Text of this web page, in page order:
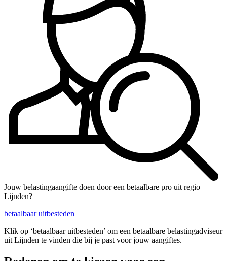
Jouw belastingaangifte doen door een betaalbare pro uit regio
Lijnden?
betaalbaar uitbesteden
Klik op ‘betaalbaar uitbesteden’ om een betaalbare belastingadviseur
uit Lijnden te vinden die bij je past voor jouw aangiftes.